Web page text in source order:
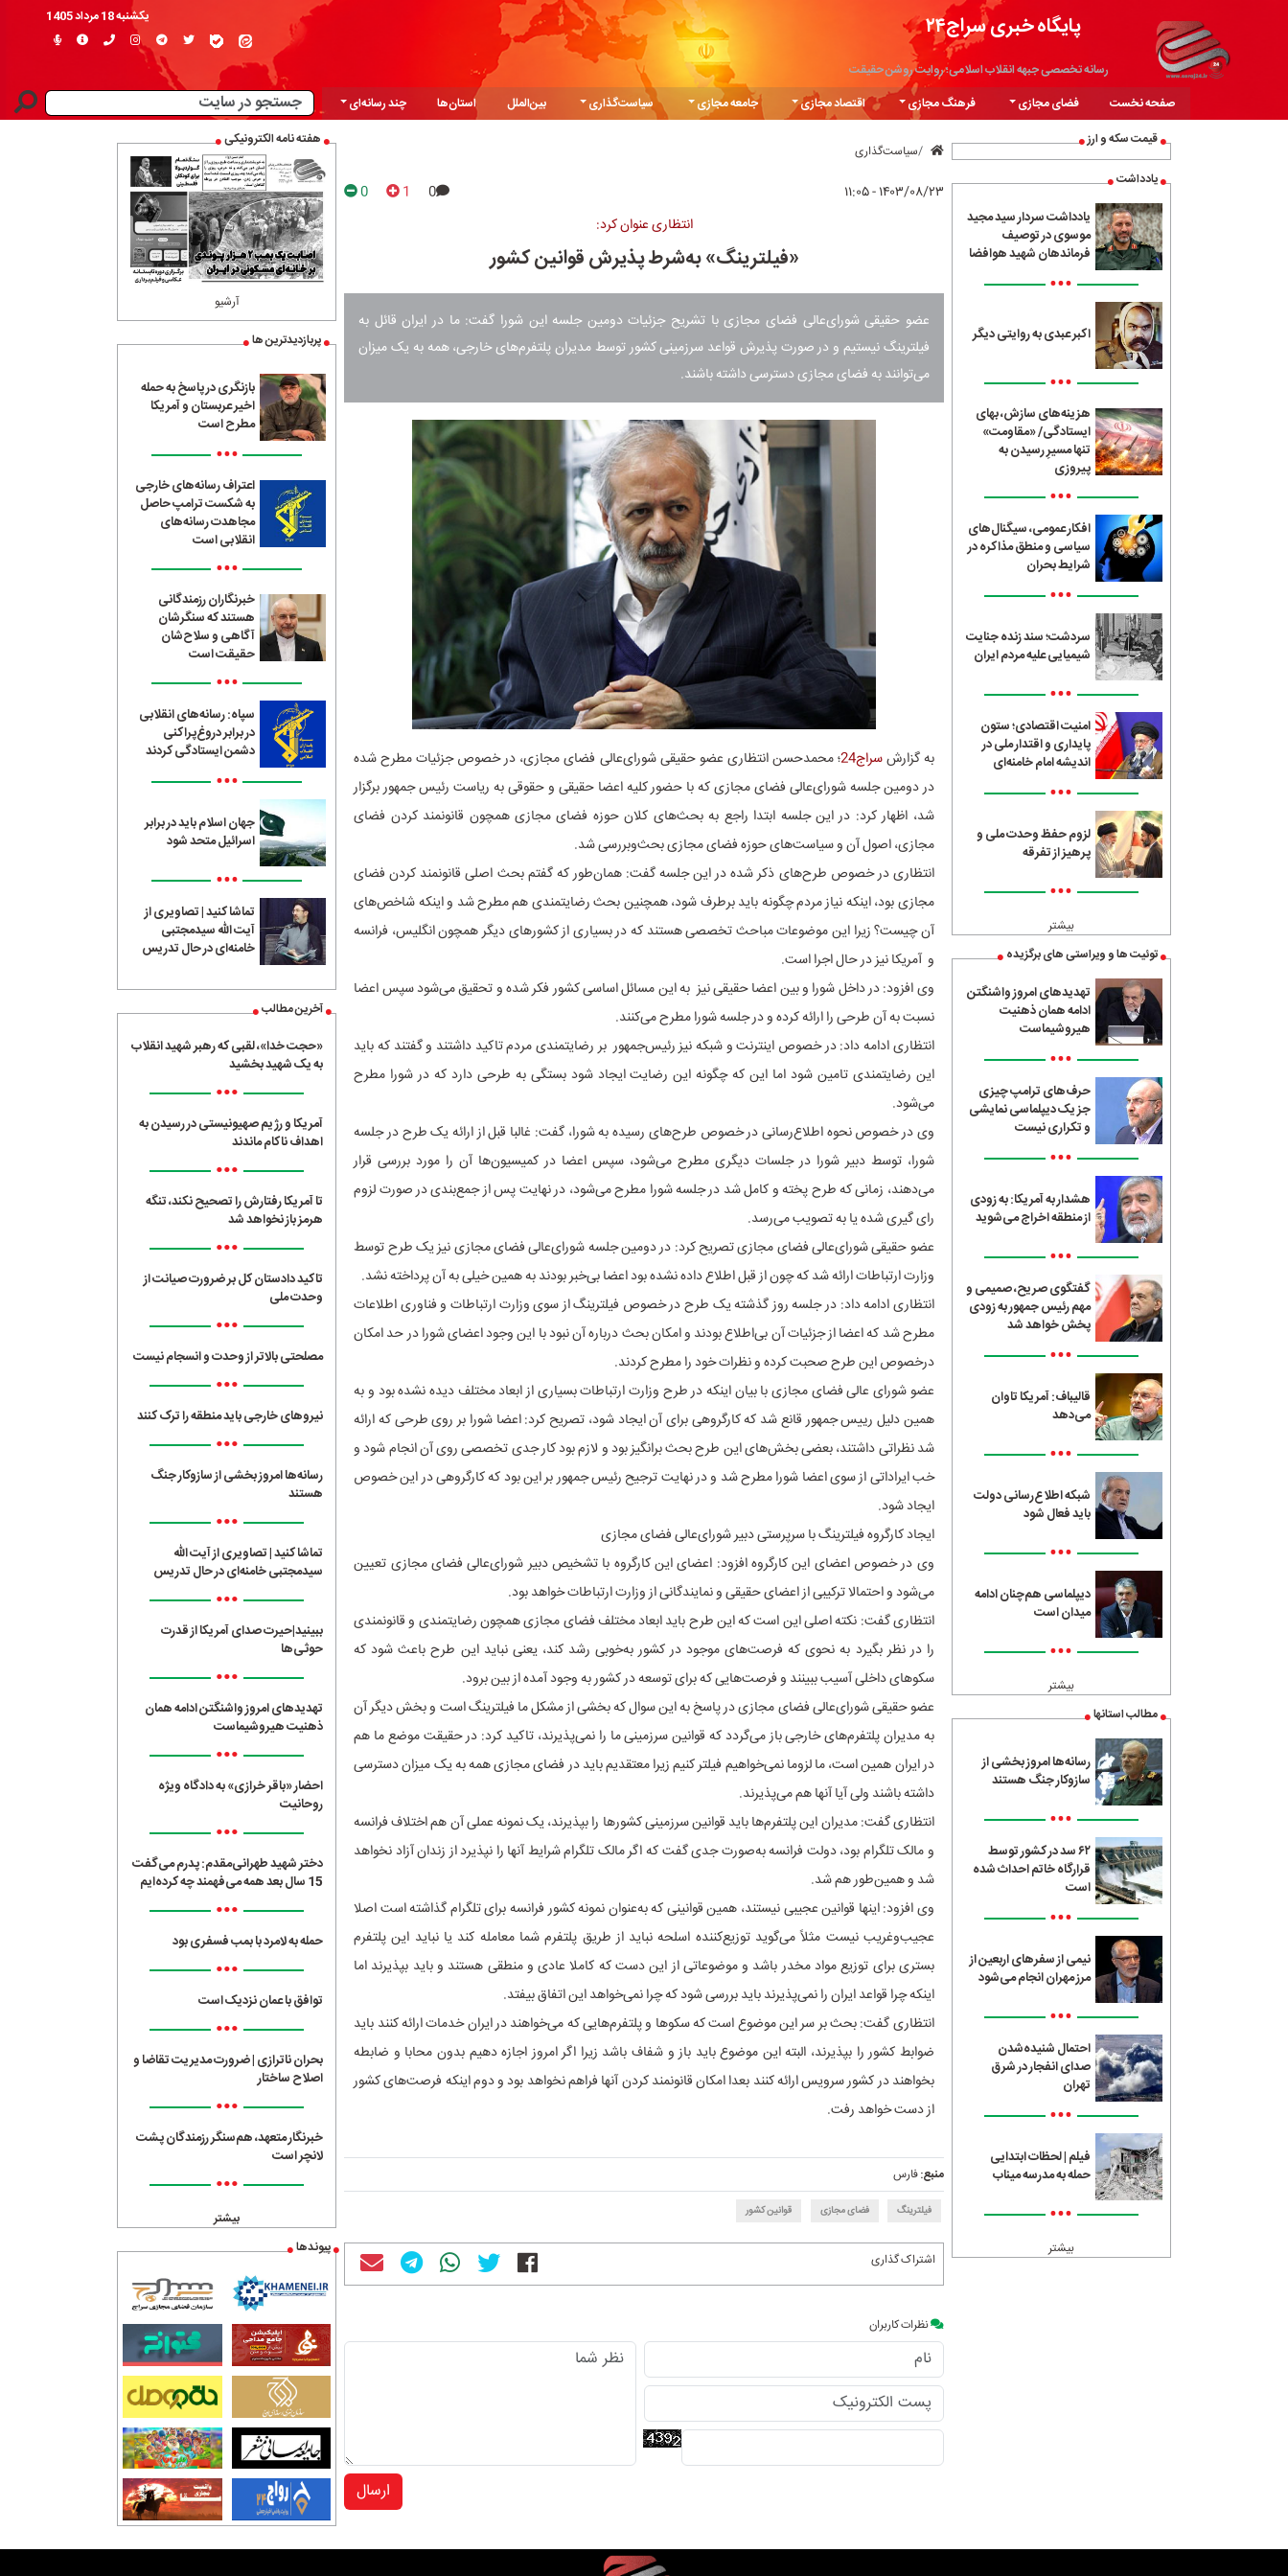
پایگاه خبری سراج۲۴
رسانه تخصصی جبهه انقلاب اسلامی؛ روایت روشن حقیقت
یکشنبه 18 مرداد 1405
صفحه نخست فضای مجازی فرهنگ مجازی اقتصاد مجازی جامعه مجازی سیاست‌گذاری بین‌الملل استان‌ها
چند رسانه‌ای
قیمت سکه و ارز
یادداشت
یادداشت سردار سید مجید
موسوی در توصیف
فرماندهان شهید هوافضا
•••
اکبر عبدی به روایتی دیگر
•••
هزینه‌های سازش، بهای
ایستادگی/ «مقاومت»
تنها مسیرِ رسیدن به
پیروزی
•••
افکار عمومی، سیگنال‌های
سیاسی و منطق مذاکره در
شرایط بحران
•••
سردشت؛ سند زنده جنایت
شیمیایی علیه مردم ایران
•••
امنیت اقتصادی؛ ستون
پایداری و اقتدار ملی در
اندیشه امام خامنه‌ای
•••
لزوم حفظ وحدت ملی و
پرهیز از تفرقه
•••
بیشتر
توئیت ها و ویراستی های برگزیده
تهدیدهای امروز واشنگتن
ادامه همان ذهنیت
هیروشیماست
•••
حرف‌های ترامپ چیزی
جز یک دیپلماسی نمایشی
و تکراری نیست
•••
هشدار به آمریکا: به زودی
از منطقه اخراج می‌شوید
•••
گفتگوی صریح، صمیمی و
مهم رئیس جمهور به زودی
پخش خواهد شد
•••
قالیباف: آمریکا تاوان
می‌دهد
•••
شبکه اطلاع‌رسانی دولت
باید فعال شود
•••
دیپلماسی هم‌چنان ادامه
میدان است
•••
بیشتر
مطالب استانها
رسانه‌ها امروز بخشی از
سازوکار جنگ هستند
•••
۶۲ سد در کشور توسط
قرارگاه خاتم احداث شده
است
•••
نیمی از سفرهای اربعین از
مرز مهران انجام می‌شود
•••
احتمال شنیده‌شدن
صدای انفجار در شرق
تهران
•••
فیلم | لحظات ابتدایی
حمله به مدرسه میناب
•••
بیشتر
سیاست‌گذاری
۱۴۰۳/۰۸/۲۳ - ۱۱:۰۵ 0
1
0
انتظاری عنوان کرد:
«فیلترینگ» به‌شرط پذیرش قوانین کشور
عضو حقیقی شورای‌عالی فضای مجازی با تشریح جزئیات دومین جلسه این شورا گفت: ما در ایران قائل به
فیلترینگ نیستیم و در صورت پذیرش قواعد سرزمینی کشور توسط مدیران پلتفرم‌های خارجی، همه به یک میزان
می‌توانند به فضای مجازی دسترسی داشته باشند.
به گزارشسراج24
؛ محمدحسن انتظاری عضو حقیقی شورای‌عالی فضای مجازی، در خصوص جزئیات مطرح شده
در دومین جلسه شورای‌عالی فضای مجازی که با حضور کلیه اعضا حقیقی و حقوقی به ریاست رئیس جمهور برگزار
شد، اظهار کرد: در این جلسه ابتدا راجع به بحث‌های کلان حوزه فضای مجازی همچون قانونمند کردن فضای
مجازی، اصول آن و سیاست‌های حوزه فضای مجازی بحث‌وبررسی شد.
انتظاری در خصوص طرح‌های ذکر شده در این جلسه گفت: همان‌طور که گفتم بحث اصلی قانونمند کردن فضای
مجازی بود، اینکه نیاز مردم چگونه باید برطرف شود، همچنین بحث رضایتمندی هم مطرح شد و اینکه شاخص‌های
آن چیست؟ زیرا این موضوعات مباحث تخصصی هستند که در بسیاری از کشورهای دیگر همچون انگلیس، فرانسه
و آمریکا نیز در حال اجرا است.
وی افزود: در داخل شورا و بین اعضا حقیقی نیز به این مسائل اساسی کشور فکر شده و تحقیق می‌شود سپس اعضا
نسبت به آن طرحی را ارائه کرده و در جلسه شورا مطرح می‌کنند.
انتظاری ادامه داد: در خصوص اینترنت و شبکه نیز رئیس‌جمهور بر رضایتمندی مردم تاکید داشتند و گفتند که باید
این رضایتمندی تامین شود اما این که چگونه این رضایت ایجاد شود بستگی به طرحی دارد که در شورا مطرح
می‌شود.
وی در خصوص نحوه اطلاع‌رسانی در خصوص طرح‌های رسیده به شورا، گفت: غالبا قبل از ارائه یک طرح در جلسه
شورا، توسط دبیر شورا در جلسات دیگری مطرح می‌شود، سپس اعضا در کمیسیون‌ها‌ آن را مورد بررسی قرار
می‌دهند، زمانی که طرح پخته و کامل شد در جلسه شورا مطرح می‌شود، در نهایت پس از جمع‌بندی در صورت لزوم
رای گیری شده یا به تصویب می‌رسد.
عضو حقیقی شورای‌عالی فضای مجازی تصریح کرد: در دومین جلسه شورای‌عالی فضای مجازی نیز یک طرح توسط
وزارت ارتباطات ارائه شد که چون از قبل اطلاع داده نشده بود اعضا بی‌خبر بودند به همین خیلی به آن پرداخته نشد.
انتظاری ادامه داد: در جلسه روز گذشته یک طرح در خصوص فیلترینگ از سوی وزارت ارتباطات و فناوری اطلاعات
مطرح شد که اعضا از جزئیات آن بی‌اطلاع بودند و امکان بحث درباره آن نبود با این وجود اعضای شورا در حد امکان
درخصوص این طرح صحبت کرده و نظرات خود را مطرح کردند.
عضو شورای عالی فضای مجازی با بیان اینکه در طرح وزارت ارتباطات بسیاری از ابعاد مختلف دیده نشده بود و به
همین دلیل رییس جمهور قانع شد که کارگروهی برای آن ایجاد شود، تصریح کرد: اعضا شورا بر روی طرحی که ارائه
شد نظراتی داشتند، بعضی بخش‌های این طرح بحث برانگیز بود و لازم بود کار جدی تخصصی روی آن انجام شود و
خب ایراداتی از سوی اعضا شورا مطرح شد و در نهایت ترجیح رئیس جمهور بر این بود که کارگروهی در این خصوص
ایجاد شود.
ایجاد کارگروه فیلترینگ با سرپرستی دبیر شورای‌عالی فضای مجازی
وی در خصوص اعضای این کارگروه افزود: اعضای این کارگروه با تشخیص دبیر شورای‌عالی فضای مجازی تعیین
می‌شود و احتمالا ترکیبی از اعضای حقیقی و نمایندگانی از وزارت ارتباطات خواهد بود.
انتظاری گفت: نکته اصلی این است که این طرح باید ابعاد مختلف فضای مجازی همچون رضایتمندی و قانونمندی
را در نظر بگیرد به نحوی که فرصت‌های موجود در کشور به‌خوبی رشد کند، یعنی نباید این طرح باعث شود که
سکوهای داخلی آسیب ببینند و فرصت‌هایی که برای توسعه در کشور به وجود آمده از بین برود.
عضو حقیقی شورای‌عالی فضای مجازی در پاسخ به این سوال که بخشی از مشکل ما فیلترینگ است و بخش دیگر آن
به مدیران پلتفرم‌های خارجی باز می‌گردد که قوانین سرزمینی ما را نمی‌پذیرند، تاکید کرد: در حقیقت موضع ما هم
در ایران همین است، ما لزوما نمی‌خواهیم فیلتر کنیم زیرا معتقدیم باید در فضای مجازی همه به یک میزان دسترسی
داشته باشند ولی آیا آنها هم می‌پذیرند.
انتظاری گفت: مدیران این پلتفرم‌ها باید قوانین سرزمینی کشورها را بپذیرند، یک نمونه عملی آن هم اختلاف فرانسه
و مالک تلگرام بود، دولت فرانسه به‌صورت جدی گفت که اگر مالک تلگرام شرایط آنها را نپذیرد از زندان آزاد نخواهد
شد و همین‌طور هم شد.
وی افزود: اینها قوانین عجیبی نیستند، همین قوانینی که به‌عنوان نمونه کشور فرانسه برای تلگرام گذاشته است اصلا
عجیب‌وغریب نیست مثلاً می‌گوید توزیع‌کننده اسلحه نباید از طریق پلتفرم شما معامله کند یا نباید این پلتفرم
بستری برای توزیع مواد مخدر باشد و موضوعاتی از این دست که کاملا عادی و منطقی هستند و باید بپذیرند اما
اینکه چرا قواعد ایران را نمی‌پذیرند باید بررسی شود که چرا نمی‌خواهد این اتفاق بیفتد.
انتظاری گفت: بحث بر سر این موضوع است که سکوها و پلتفرم‌هایی که می‌خواهند در ایران خدمات ارائه کنند باید
ضوابط کشور را بپذیرند، البته این موضوع باید باز و شفاف باشد زیرا اگر امروز اجازه دهیم بدون محابا و ضابطه‌
بخواهند در کشور سرویس ارائه کنند بعدا امکان قانونمند کردن آنها فراهم نخواهد بود و دوم اینکه فرصت‌های کشور
از دست خواهد رفت.
منبع:فارس
فیلترینگ فضای مجازی قوانین کشور
اشتراک گذاری
نظرات کاربران
ارسال
هفته نامه الکترونیکی
آرشیو
پربازدیدترین ها
بازنگری در پاسخ به حمله
اخیر عربستان و آمریکا
مطرح است
•••
اعتراف رسانه‌های خارجی
به شکست ترامپ حاصل
مجاهدت رسانه‌های
انقلابی است
•••
خبرنگاران رزمندگانی
هستند که سنگرشان
آگاهی و سلاح‌شان
حقیقت است
•••
سپاه: رسانه‌های انقلابی
در برابر دروغ‌پراکنی
دشمن ایستادگی کردند
•••
جهان اسلام باید در برابر
اسرائیل متحد شود
•••
تماشا کنید | تصاویری از
آیت الله سیدمجتبی
خامنه‌ای در حال تدریس
آخرین مطالب
«حجت خدا»، لقبی که رهبر شهید انقلاب
به یک شهید بخشید
•••
آمریکا و رژیم صهیونیستی در رسیدن به
اهداف ناکام ماندند
•••
تا آمریکا رفتارش را تصحیح نکند، تنگه
هرمز باز نخواهد شد
•••
تاکید دادستان کل بر ضرورت صیانت از
وحدت ملی
•••
مصلحتی بالاتر از وحدت و انسجام نیست
•••
نیروهای خارجی باید منطقه را ترک کنند
•••
رسانه‌ها امروز بخشی از سازوکار جنگ
هستند
•••
تماشا کنید | تصاویری از آیت الله
سیدمجتبی خامنه‌ای در حال تدریس
•••
ببینید|حیرت صدای آمریکا از قدرت
حوثی‌ها
•••
تهدیدهای امروز واشنگتن ادامه همان
ذهنیت هیروشیماست
•••
احضار «باقر خرازی» به دادگاه ویژه
روحانیت
•••
دختر شهید طهرانی‌مقدم: پدرم می‌گفت
15 سال بعد همه می‌فهمند چه کرده‌ایم
•••
حمله به لامرد با بمب فسفری بود
•••
توافق با عمان نزدیک است
•••
بحران ناترازی | ضرورت مدیریت تقاضا و
اصلاح ساختار
•••
خبرنگار متعهد، هم‌سنگر رزمندگان پشت
لانچر است
•••
بیشتر
پیوندها